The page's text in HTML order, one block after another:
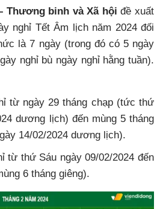
Thương binh và Xã hội đề xuất
nghỉ Tết Âm lịch năm 2024 đối
là 7 ngày (trong đó có 5 ngày
nghỉ bù ngày nghỉ hằng tuần).
từ ngày 29 tháng chạp (tức thứ
dương lịch) đến mùng 5 tháng
14/02/2024 dương lịch).
từ thứ Sáu ngày 09/02/2024 đến
6 tháng giêng).